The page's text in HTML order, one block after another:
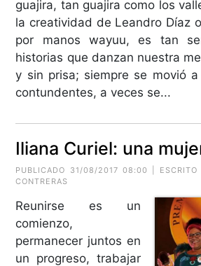
guajira, tan guajira como los
la creatividad de Leandro Díaz
por manos wayuu, es tan
historias que danzan nuestra
y sin prisa; siempre se movió
contundentes, a veces se...
Iliana Curiel: una
PUBLICADO 31/08/2017 08:00 | ESCRITO
CONTRERAS
Reunirse es un
comienzo,
permanecer juntos en
un progreso, trabajar